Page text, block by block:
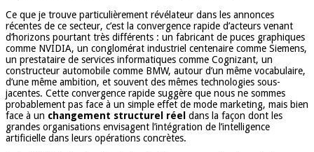
Ce que je trouve particulièrement révélateur dans les annonces
récentes de ce secteur, c’est la convergence rapide d’acteurs venant
d’horizons pourtant très différents : un fabricant de puces graphiques
comme NVIDIA, un conglomérat industriel centenaire comme Siemens,
un prestataire de services informatiques comme Cognizant, un
constructeur automobile comme BMW, autour d’un même vocabulaire,
d’une même ambition, et souvent des mêmes technologies sous-
jacentes. Cette convergence rapide suggère que nous ne sommes
probablement pas face à un simple effet de mode marketing, mais bien
face à un changement structurel réel dans la façon dont les
grandes organisations envisagent l’intégration de l’intelligence
artificielle dans leurs opérations concrètes.